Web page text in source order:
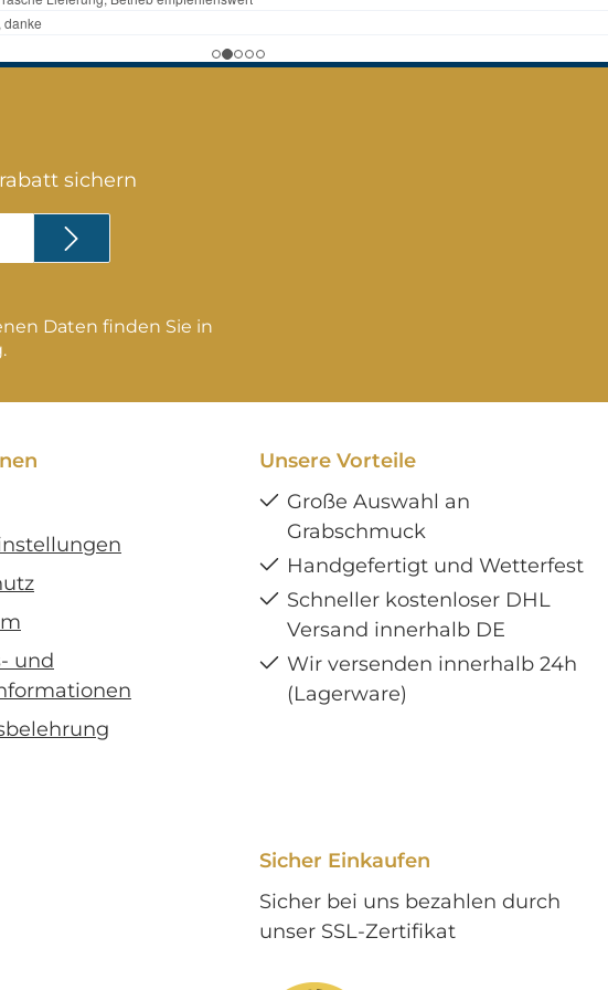
Blätter x 3 cm (H)In
und Vogeltränke
Gegenstände dienen
zur Dekoration und
Verkaufsangebot!
Blätter x 2 cm (H) In
sichern
Daten finden Sie in
.
und
Unsere Vorteile
Große Auswahl an
Grabschmuck
Handgefertigt und Wetterfest
Schneller kostenloser DHL
Versand innerhalb DE
Wir versenden innerhalb 24h
(Lagerware)
Sicher Einkaufen
Sicher bei uns bezahlen durch
unser SSL-Zertifikat